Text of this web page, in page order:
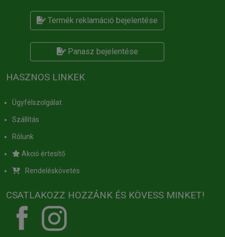
Termék reklamáció bejelentése
Panasz bejelentése
HASZNOS LINKEK
Ügyfélszolgálat
Szállítás
Rólunk
Akció értesítő
Rendeléskövetés
CSATLAKOZZ HOZZÁNK ÉS KÖVESS MINKET!